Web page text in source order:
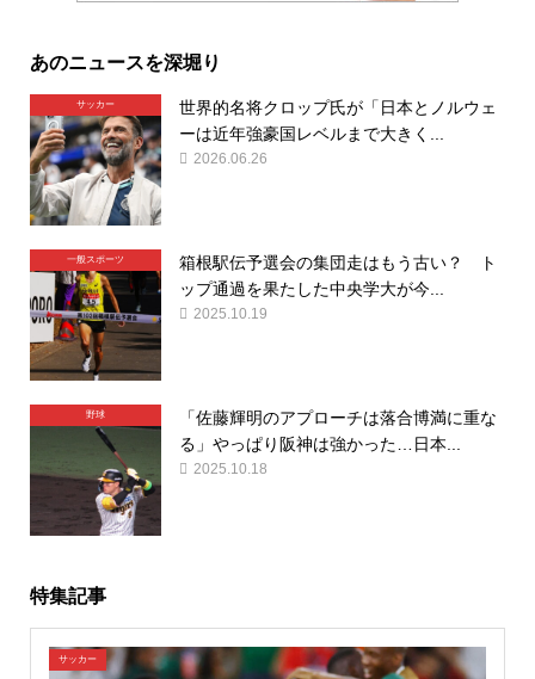
あのニュースを深堀り
サッカー
世界的名将クロップ氏が「日本とノルウェ
ーは近年強豪国レベルまで大きく...
2026.06.26
一般スポーツ
箱根駅伝予選会の集団走はもう古い？ ト
ップ通過を果たした中央学大が今...
2025.10.19
野球
「佐藤輝明のアプローチは落合博満に重な
る」やっぱり阪神は強かった…日本...
2025.10.18
特集記事
サッカー